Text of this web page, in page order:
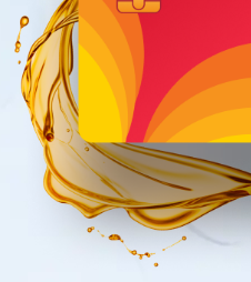
Статьи
Цена бензина и ДТ
Личный кабинет
Карта АЗС
Получить